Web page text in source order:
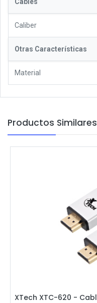
Caliber
Otras Características
Material
Productos Similares